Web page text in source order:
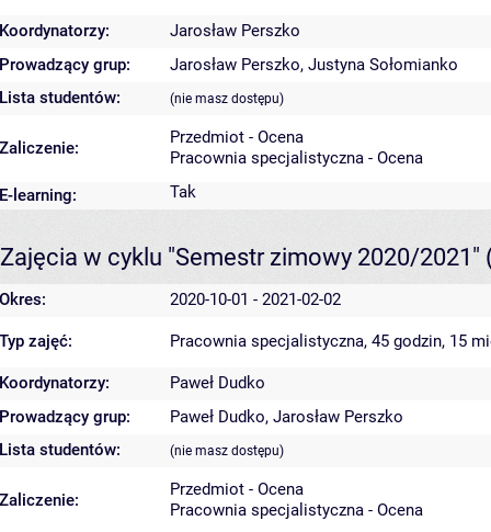
Koordynatorzy:
Jarosław Perszko
Prowadzący grup:
Jarosław Perszko, Justyna Sołomianko
Lista studentów:
(nie masz dostępu)
Zaliczenie:
Przedmiot - Ocena
Pracownia specjalistyczna - Ocena
E-learning:
Tak
Zajęcia w cyklu "Semestr zimowy 2020/2021"
Okres: 2020-10-01 - 2021-02-02
Typ zajęć: Pracownia specjalistyczna, 45 godzin, 15
Koordynatorzy:
Paweł Dudko
Prowadzący grup:
Paweł Dudko, Jarosław Perszko
Lista studentów:
(nie masz dostępu)
Zaliczenie:
Przedmiot - Ocena
Pracownia specjalistyczna - Ocena